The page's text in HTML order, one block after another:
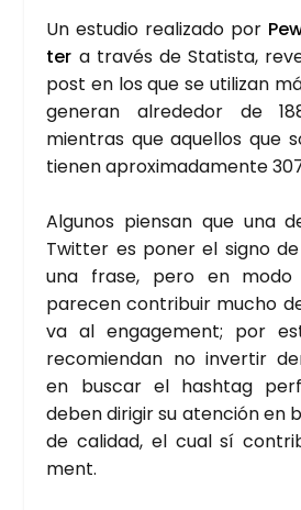
Un estu­dio rea­li­za­do por
ter a tra­vés de Sta­tis­ta,
post en los que se uti­li­zan
gene­ran alre­de­dor de
mien­tras que aque­llos que
tie­nen apro­xi­ma­da­men­te
Algu­nos pien­san que una
Twit­ter es poner el signo
una fra­se, pero en modo
pare­cen con­tri­buir mucho
va al enga­ge­ment; por
reco­mien­dan no inver­tir
en bus­car el hash­tag
deben diri­gir su aten­ción en
de cali­dad, el cual sí
ment.